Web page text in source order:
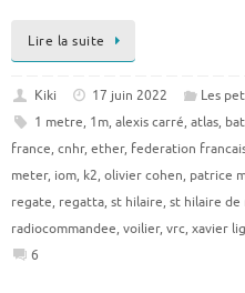
Lire la suite
Kiki 17 juin 2022 Les
1 metre, 1m, alexis carré, atlas,
france, cnhr, ether, federation
meter, iom, k2, olivier cohen, patrice
regate, regatta, st hilaire, st hilaire de
radiocommandee, voilier, vrc, xavier
6